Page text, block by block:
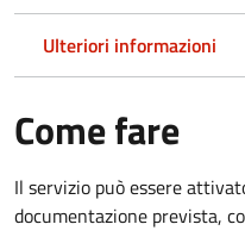
Ulteriori informazioni
Come fare
Il servizio può essere
documentazione prevista,